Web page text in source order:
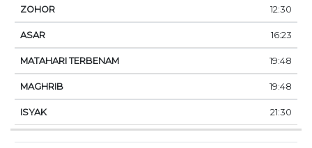
12:30
16:23
19:48
19:48
21:30